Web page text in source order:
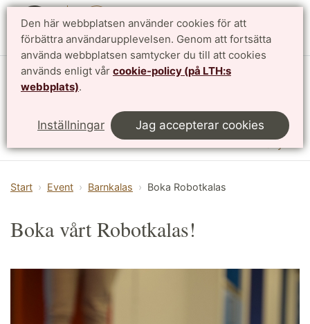
Den här webbplatsen använder cookies för att
förbättra användarupplevelsen. Genom att fortsätta
använda webbplatsen samtycker du till att cookies
används enligt vår cookie-policy (på LTH:s
webbplats).
Inställningar Jag accepterar cookies
Vattenhallen Science Center
Meny
Start Event Barnkalas Boka Robotkalas
Boka vårt Robotkalas!